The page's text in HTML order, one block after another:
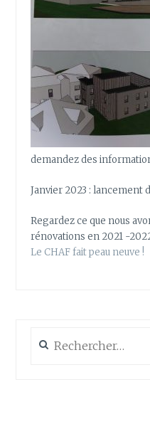
demandez des
Janvier 2023 : lancement
Regardez ce que nous
rénovations en 2021 -
Le CHAF fait peau neuve !